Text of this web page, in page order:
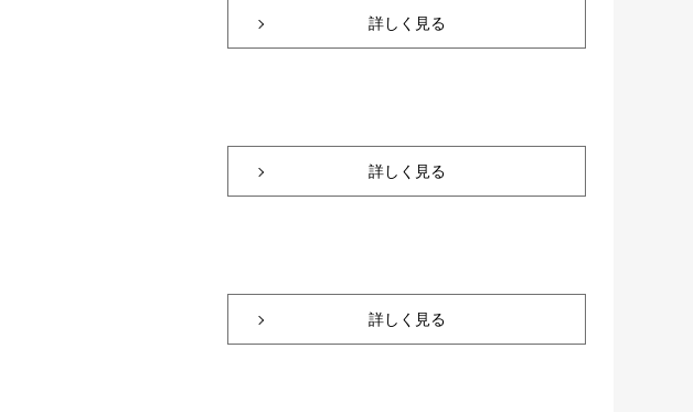
詳しく見る
詳しく見る
詳しく見る